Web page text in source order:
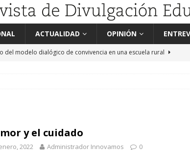
ACTUALIDAD OPINIÓN
del modelo dialógico de convivencia en una escuela rural
Llanos
MIL PALABRAS
y el cuidado
2022 Administrador Innovamos 0